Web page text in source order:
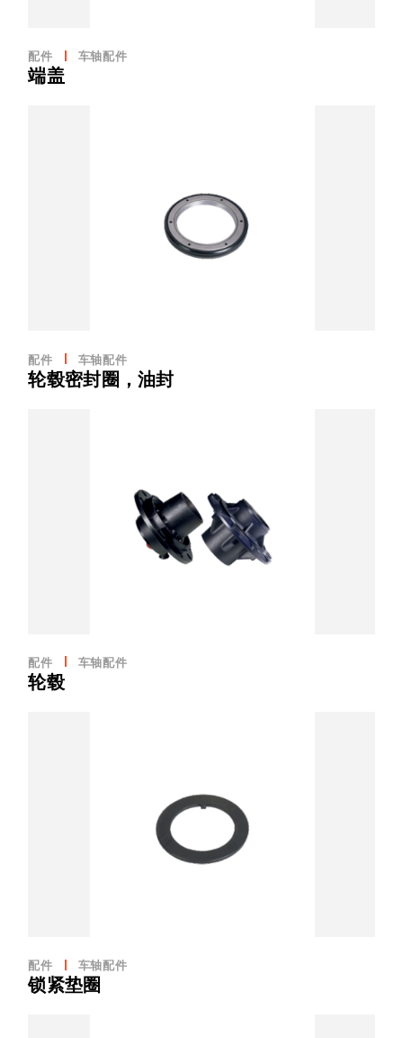
配件 车轴配件
端盖
配件 车轴配件
轮毂密封圈，油封
配件 车轴配件
轮毂
配件 车轴配件
锁紧垫圈